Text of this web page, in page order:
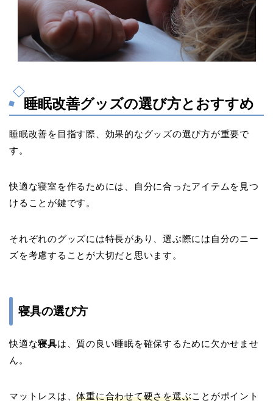
睡眠改善グッズの選び方とおすすめ
睡眠改善を目指す際、効果的なグッズの選び方が重要で
す。
快適な寝室を作るためには、自分に合ったアイテムを見つ
けることが鍵です。
それぞれのグッズには特長があり、選ぶ際には自分のニー
ズを考慮することが大切だと思います。
寝具の選び方
快適な寝具は、質の良い睡眠を確保するために欠かせませ
ん。
マットレスは、体重に合わせて硬さを選ぶことがポイント